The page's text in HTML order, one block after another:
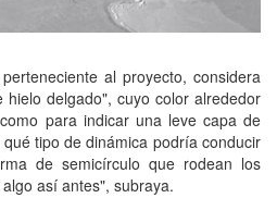
al proyecto, considera
delgado", cuyo color alrededor
para indicar una leve capa de
tipo de dinámica podría conducir
de semicírculo que rodean los
así antes", subraya.